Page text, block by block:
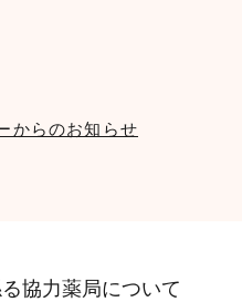
からのお知らせ
協力薬局について